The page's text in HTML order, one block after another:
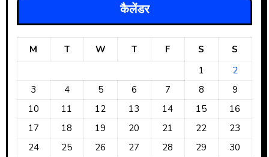
कैलेंडर
M T W T F S
S
1
2
3
4 5 6 7 8
9
10
11 12 13 14 15
16
17
18 19 20 21 22
23
24
25 26 27 28 29
30